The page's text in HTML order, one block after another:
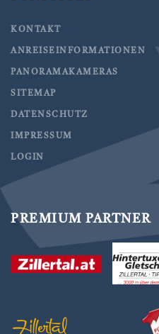
KONTAKT
ANREISEINFORMATIONEN
PANORAMAKAMERAS
SITEMAP
DATENSCHUTZ
IMPRESSUM
LOGIN
PREMIUM PARTNER